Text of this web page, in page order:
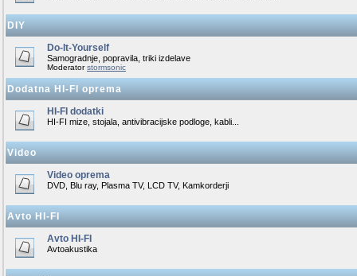
DIY
Do-It-Yourself
Samogradnje, popravila, triki izdelave
Moderatorstormsonic
Dodatna HI-FI oprema
HI-FI dodatki
HI-FI mize, stojala, antivibracijske podloge, kabli...
Video
Video oprema
DVD, Blu ray, Plasma TV, LCD TV, Kamkorderji
Avto HI-FI
Avto HI-FI
Avtoakustika